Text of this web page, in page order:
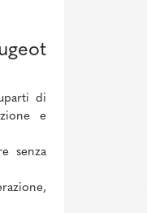
di
e
senza